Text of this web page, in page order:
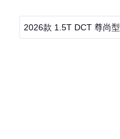
2026款 1.5T DCT 尊尚型